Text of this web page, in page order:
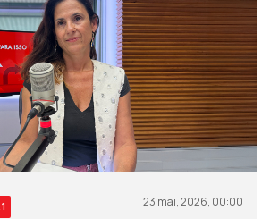
23 mai, 2026, 00:00